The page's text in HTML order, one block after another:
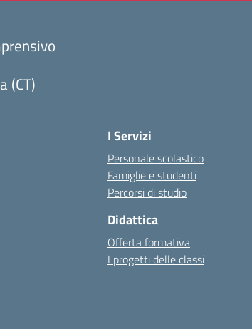
(CT)
I Servizi
Personale scolastico
Famiglie e studenti
Percorsi di studio
Didattica
Offerta formativa
I progetti delle classi